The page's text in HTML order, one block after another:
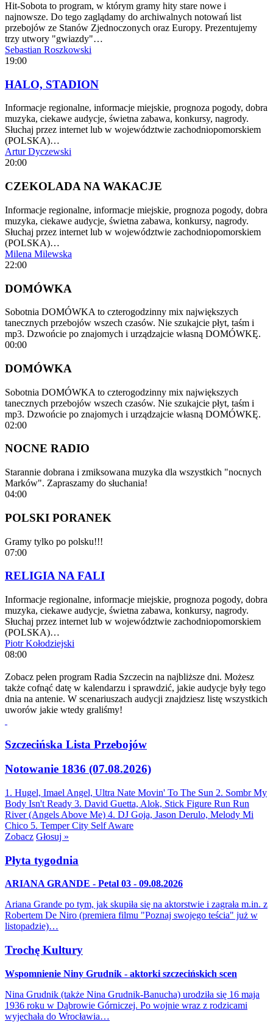
Hit-Sobota to program, w którym gramy hity stare nowe i
najnowsze. Do tego zaglądamy do archiwalnych notowań list
przebojów ze Stanów Zjednoczonych oraz Europy. Prezentujemy
trzy utwory "gwiazdy"…
Sebastian Roszkowski
19:00
HALO, STADION
Informacje regionalne, informacje miejskie, prognoza pogody, dobra
muzyka, ciekawe audycje, świetna zabawa, konkursy, nagrody.
Słuchaj przez internet lub w województwie zachodniopomorskiem
(POLSKA)…
Artur Dyczewski
20:00
CZEKOLADA NA WAKACJE
Informacje regionalne, informacje miejskie, prognoza pogody, dobra
muzyka, ciekawe audycje, świetna zabawa, konkursy, nagrody.
Słuchaj przez internet lub w województwie zachodniopomorskiem
(POLSKA)…
Milena Milewska
22:00
DOMÓWKA
Sobotnia DOMÓWKA to czterogodzinny mix największych
tanecznych przebojów wszech czasów. Nie szukajcie płyt, taśm i
mp3. Dzwońcie po znajomych i urządzajcie własną DOMÓWKĘ.
00:00
DOMÓWKA
Sobotnia DOMÓWKA to czterogodzinny mix największych
tanecznych przebojów wszech czasów. Nie szukajcie płyt, taśm i
mp3. Dzwońcie po znajomych i urządzajcie własną DOMÓWKĘ.
02:00
NOCNE RADIO
Starannie dobrana i zmiksowana muzyka dla wszystkich "nocnych
Marków". Zapraszamy do słuchania!
04:00
POLSKI PORANEK
Gramy tylko po polsku!!!
07:00
RELIGIA NA FALI
Informacje regionalne, informacje miejskie, prognoza pogody, dobra
muzyka, ciekawe audycje, świetna zabawa, konkursy, nagrody.
Słuchaj przez internet lub w województwie zachodniopomorskiem
(POLSKA)…
Piotr Kołodziejski
08:00
Zobacz pełen program Radia Szczecin na najbliższe dni. Możesz
także cofnąć datę w kalendarzu i sprawdzić, jakie audycje były tego
dnia na antenie. W scenariuszach audycji znajdziesz listę wszystkich
uworów jakie wtedy graliśmy!
Szczecińska Lista Przebojów
Notowanie 1836 (07.08.2026)
1. Hugel, Imael Angel, Ultra Nate Movin' To The Sun 2. Sombr My
Body Isn't Ready 3. David Guetta, Alok, Stick Figure Run Run
River (Angels Above Me) 4. DJ Goja, Jason Derulo, Melody Mi
Chico 5. Temper City Self Aware
Zobacz Głosuj »
Płyta tygodnia
ARIANA GRANDE - Petal 03 - 09.08.2026
Ariana Grande po tym, jak skupiła się na aktorstwie i zagrała m.in. z
Robertem De Niro (premiera filmu "Poznaj swojego teścia" już w
listopadzie)…
Trochę Kultury
Wspomnienie Niny Grudnik - aktorki szczecińskich scen
Nina Grudnik (także Nina Grudnik-Banucha) urodziła się 16 maja
1936 roku w Dąbrowie Górniczej. Po wojnie wraz z rodzicami
wyjechała do Wrocławia…